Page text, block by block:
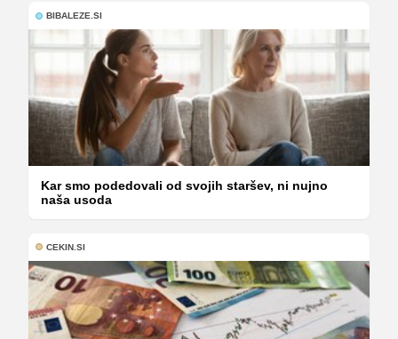
BIBALEZE.SI
Kar smo podedovali od svojih staršev, ni nujno
naša usoda
CEKIN.SI